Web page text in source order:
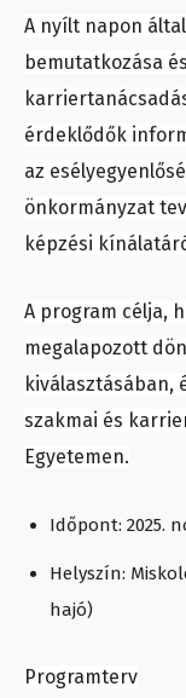
A nyílt napon
bemutatkozása
érdeklődők
az
önkormányzat
képzési
A program célja,
megalapozott
kiválasztásában,
szakmai és
Egyetemen.
Időpont: 2025.
Helyszín:
hajó)
Programterv